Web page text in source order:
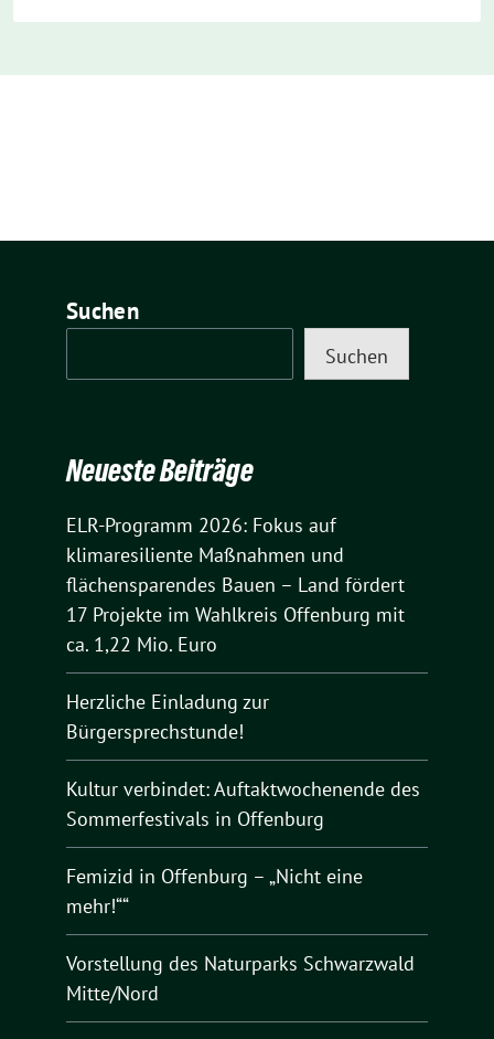
Suchen
Suchen
Neueste Beiträge
ELR-Programm 2026: Fokus auf
klimaresiliente Maßnahmen und
flächensparendes Bauen – Land fördert
17 Projekte im Wahlkreis Offenburg mit
ca. 1,22 Mio. Euro
Herzliche Einladung zur
Bürgersprechstunde!
Kultur verbindet: Auftaktwochenende des
Sommerfestivals in Offenburg
Femizid in Offenburg – „Nicht eine
mehr!““
Vorstellung des Naturparks Schwarzwald
Mitte/Nord